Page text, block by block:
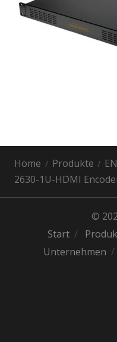
Home Produkte
2630-1U-HDMI
©
Start
Unternehmen